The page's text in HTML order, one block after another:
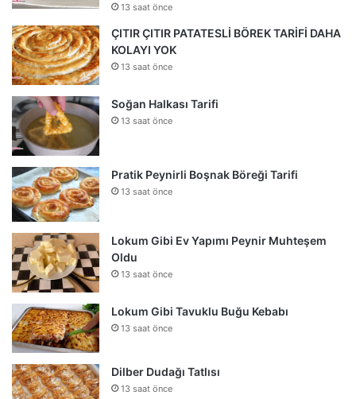
13 saat önce
ÇITIR ÇITIR PATATESLİ BÖREK TARİFİ DAHA
KOLAYI YOK
13 saat önce
Soğan Halkası Tarifi
13 saat önce
Pratik Peynirli Boşnak Böreği Tarifi
13 saat önce
Lokum Gibi Ev Yapımı Peynir Muhteşem
Oldu
13 saat önce
Lokum Gibi Tavuklu Buğu Kebabı
13 saat önce
Dilber Dudağı Tatlısı
13 saat önce